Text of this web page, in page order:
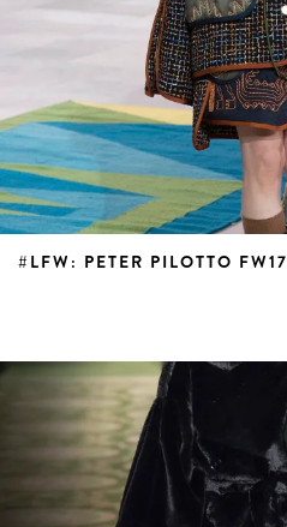
#LFW: PETER PILOTTO FW17